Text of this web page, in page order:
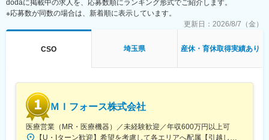
様々な研修をご用意しています。
《あなたの想いを実現する豊富なキャリアプランとサポート体
志向性やその時の環境に応じてや「１つの領域で専門性を高め
社部門（マネージャー、研修部門など）へのキャリアチェンジ」
ーのほとんどは、MRからキャリアをチェンジしているメンバーで
す。担当マネージャーが定期的に面談を行い、分からないことや
将来のキャリアに関してサポートをしていきます。
《職種に関して》
dodaに掲載中の求人を、応募数順にランキング形式でご紹介します。
※応募数が同数の場合は、新着順に表示しています。
更新日： 2026/8/7（金）
CSO 埼玉県 産休・育休取得実績あり
ＭＩフォース株式会社
医療営業（MR・医療機器）／未経験歓迎／年収600万円以上可